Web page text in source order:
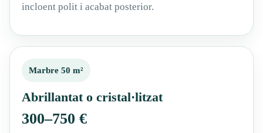
incloent polit i acabat posterior.
Marbre 50 m²
Abrillantat o cristal·litzat
300–750 €